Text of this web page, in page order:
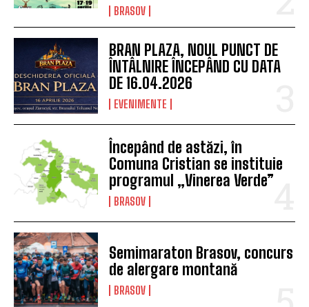
BRASOV
BRAN PLAZA, NOUL PUNCT DE
ÎNTÂLNIRE ÎNCEPÂND CU DATA
DE 16.04.2026
EVENIMENTE
Începând de astăzi, în
Comuna Cristian se instituie
programul „Vinerea Verde”
BRASOV
Semimaraton Brasov, concurs
de alergare montană
BRASOV